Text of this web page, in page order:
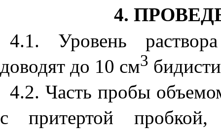
4.
4.1. Уровень
доводят до 10 см3
4.2. Часть пробы
с притертой